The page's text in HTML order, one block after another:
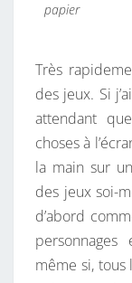
papier
Très
des jeux. Si
attendant
choses à
la main sur
des jeux soi-
d’abord
même si,